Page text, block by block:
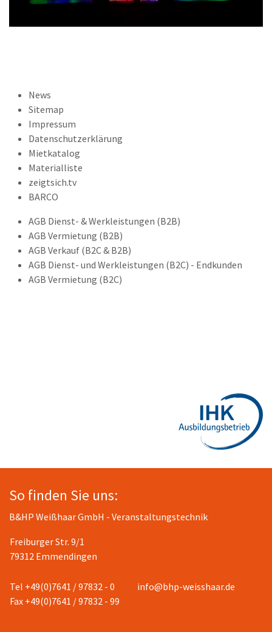
News
Sitemap
Impressum
Datenschutzerklärung
Mietkatalog
Materialliste
zeigtsich.tv
BARCO
AGB Dienst- & Werkleistungen (B2B)
AGB Vermietung (B2B)
AGB Verkauf (B2C & B2B)
AGB Dienst- und Werkleistungen (B2C) - Endkunden
AGB Vermietung (B2C)
So finden Sie uns:
B&HP Weißhaar GmbH - Veranstaltungstechnik
Freiburger Str. 9/1
79312 Emmendingen
Tel +49(0)7641 / 97832 - 0
Fax +49(0)7641 / 97832 - 99
info@bhp-weisshaar.de